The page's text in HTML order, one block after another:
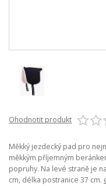
Ohodnotit produkt
Měkký jezdecký pad pro
měkkým příjemným
popruhy. Na levé straně je
cm, délka postranice 37 cm.